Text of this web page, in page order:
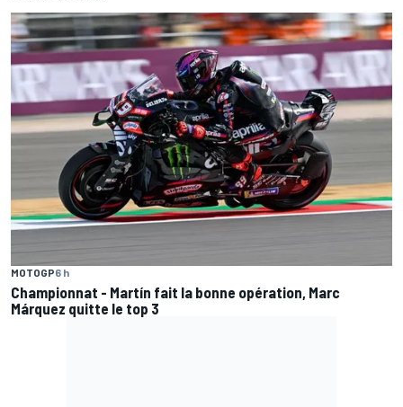
MOTOGP6 h
Championnat - Martín fait la bonne opération, Marc
Márquez quitte le top 3